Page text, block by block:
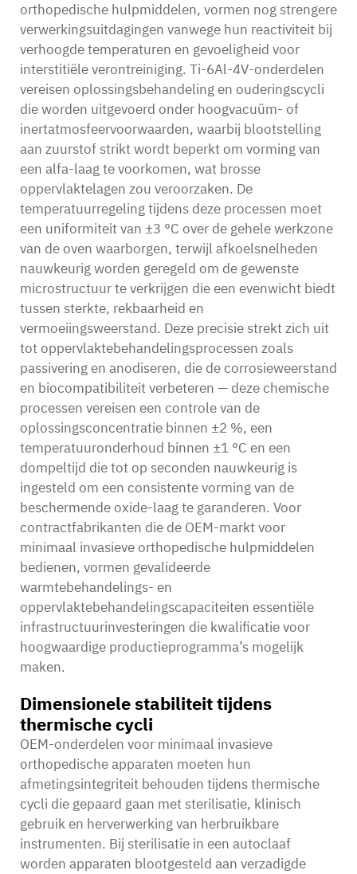
orthopedische hulpmiddelen, vormen nog strengere
verwerkingsuitdagingen vanwege hun reactiviteit bij
verhoogde temperaturen en gevoeligheid voor
interstitiële verontreiniging. Ti-6Al-4V-onderdelen
vereisen oplossingsbehandeling en ouderingscycli
die worden uitgevoerd onder hoogvacuüm- of
inertatmosfeervoorwaarden, waarbij blootstelling
aan zuurstof strikt wordt beperkt om vorming van
een alfa-laag te voorkomen, wat brosse
oppervlaktelagen zou veroorzaken. De
temperatuurregeling tijdens deze processen moet
een uniformiteit van ±3 °C over de gehele werkzone
van de oven waarborgen, terwijl afkoelsnelheden
nauwkeurig worden geregeld om de gewenste
microstructuur te verkrijgen die een evenwicht biedt
tussen sterkte, rekbaarheid en
vermoeiingsweerstand. Deze precisie strekt zich uit
tot oppervlaktebehandelingsprocessen zoals
passivering en anodiseren, die de corrosieweerstand
en biocompatibiliteit verbeteren — deze chemische
processen vereisen een controle van de
oplossingsconcentratie binnen ±2 %, een
temperatuuronderhoud binnen ±1 °C en een
dompeltijd die tot op seconden nauwkeurig is
ingesteld om een consistente vorming van de
beschermende oxide-laag te garanderen. Voor
contractfabrikanten die de OEM-markt voor
minimaal invasieve orthopedische hulpmiddelen
bedienen, vormen gevalideerde
warmtebehandelings- en
oppervlaktebehandelingscapaciteiten essentiële
infrastructuurinvesteringen die kwalificatie voor
hoogwaardige productieprogramma’s mogelijk
maken.
Dimensionele stabiliteit tijdens
thermische cycli
OEM-onderdelen voor minimaal invasieve
orthopedische apparaten moeten hun
afmetingsintegriteit behouden tijdens thermische
cycli die gepaard gaan met sterilisatie, klinisch
gebruik en herverwerking van herbruikbare
instrumenten. Bij sterilisatie in een autoclaaf
worden apparaten blootgesteld aan verzadigde